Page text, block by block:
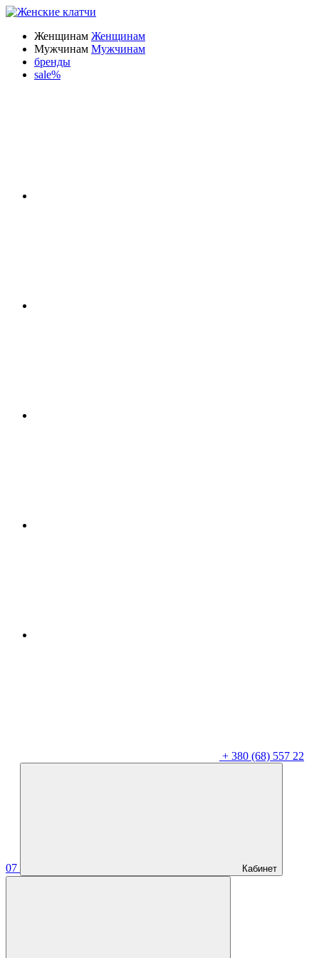
Женщинам Женщинам
Мужчинам Мужчинам
бренды
sale%
+ 380 (68) 557 22
07 Кабинет